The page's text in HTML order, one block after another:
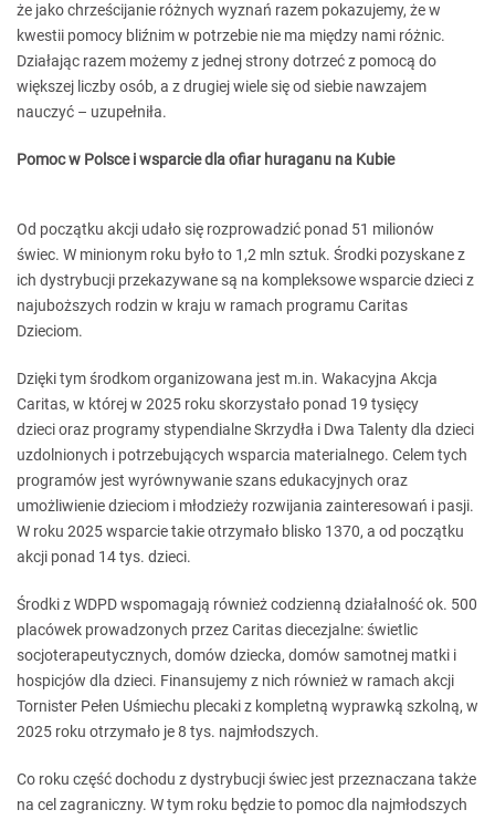
że jako chrześcijanie różnych wyznań razem pokazujemy, że w
kwestii pomocy bliźnim w potrzebie nie ma między nami różnic.
Działając razem możemy z jednej strony dotrzeć z pomocą do
większej liczby osób, a z drugiej wiele się od siebie nawzajem
nauczyć – uzupełniła.
Pomoc w Polsce i wsparcie dla ofiar huraganu na Kubie
Od początku akcji udało się rozprowadzić ponad 51 milionów
świec. W minionym roku było to 1,2 mln sztuk. Środki pozyskane z
ich dystrybucji przekazywane są na kompleksowe wsparcie dzieci z
najuboższych rodzin w kraju w ramach programu Caritas
Dzieciom.
Dzięki tym środkom organizowana jest m.in. Wakacyjna Akcja
Caritas, w której w 2025 roku skorzystało ponad 19 tysięcy
dzieci oraz programy stypendialne Skrzydła i Dwa Talenty dla dzieci
uzdolnionych i potrzebujących wsparcia materialnego. Celem tych
programów jest wyrównywanie szans edukacyjnych oraz
umożliwienie dzieciom i młodzieży rozwijania zainteresowań i pasji.
W roku 2025 wsparcie takie otrzymało blisko 1370, a od początku
akcji ponad 14 tys. dzieci.
Środki z WDPD wspomagają również codzienną działalność ok. 500
placówek prowadzonych przez Caritas diecezjalne: świetlic
socjoterapeutycznych, domów dziecka, domów samotnej matki i
hospicjów dla dzieci. Finansujemy z nich również w ramach akcji
Tornister Pełen Uśmiechu plecaki z kompletną wyprawką szkolną, w
2025 roku otrzymało je 8 tys. najmłodszych.
Co roku część dochodu z dystrybucji świec jest przeznaczana także
na cel zagraniczny. W tym roku będzie to pomoc dla najmłodszych